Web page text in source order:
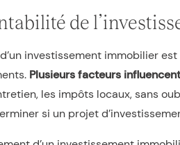
de
investissement immobilier
Plusieurs facteurs
les impôts locaux, sans
si un projet